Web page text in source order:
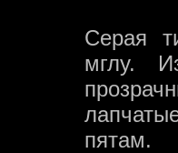
Серая
мглу.
пятам.